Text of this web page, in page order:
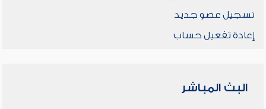
تسجيل عضو جديد
إعادة تفعيل حساب
البث المباشر